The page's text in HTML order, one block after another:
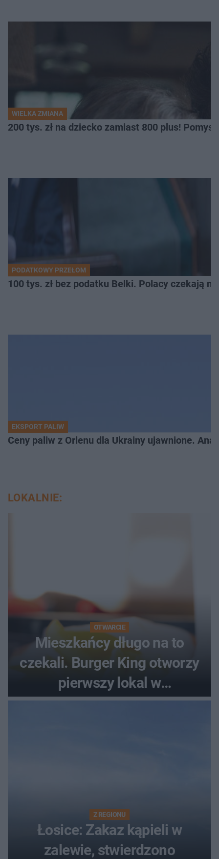
WIELKA ZMIANA
200 tys. zł na dziecko zamiast 800 plus!
PODATKOWY PRZEŁOM
100 tys. zł bez podatku Belki. Polacy czekają
EKSPORT PALIW
Ceny paliw z Orlenu dla Ukrainy ujawnione.
LOKALNIE:
OTWARCIE
Mieszkańcy długo na to
czekali. Burger King otworzy
pierwszy lokal w
województwie podlaskim
Z REGIONU
Łosice: Zakaz kąpieli w
zalewie, stwierdzono